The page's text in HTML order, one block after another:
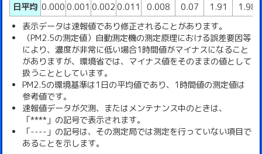
日平均 0.000 0.001 0.002 0.011 0.008 0.07 1.91
1.98
表示データは速報値であり修正されることがあります。
（PM2.5の測定値）自動測定機の測定原理における誤差要因等
により、濃度が非常に低い場合1時間値がマイナスになること
がありますが、環境省では、マイナス値をそのままの値として
扱うこととしています。
PM2.5の環境基準は1日の平均値であり、1時間値の測定値は
参考値です。
速報値データが欠測、またはメンテナンス中のときは、
「****」の記号で表示されます。
「----」の記号は、その測定局では測定を行っていない項目で
あることを示します。